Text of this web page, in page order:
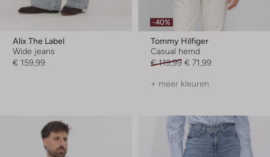
Alix The Label
Wide jeans
€ 159,99
-40%
Tommy Hilfiger
Casual hemd
€ 119,99 € 71,99
+ meer kleuren